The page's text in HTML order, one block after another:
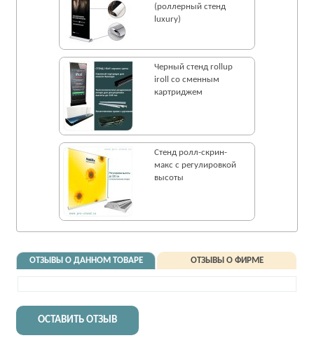
(роллерный стенд
luxury)
Черный стенд rollup
iroll со сменным
картриджем
Стенд ролл-cкрин-
макс с регулировкой
высоты
ОТЗЫВЫ О ДАННОМ ТОВАРЕ ОТЗЫВЫ О ФИРМЕ
ОСТАВИТЬ ОТЗЫВ